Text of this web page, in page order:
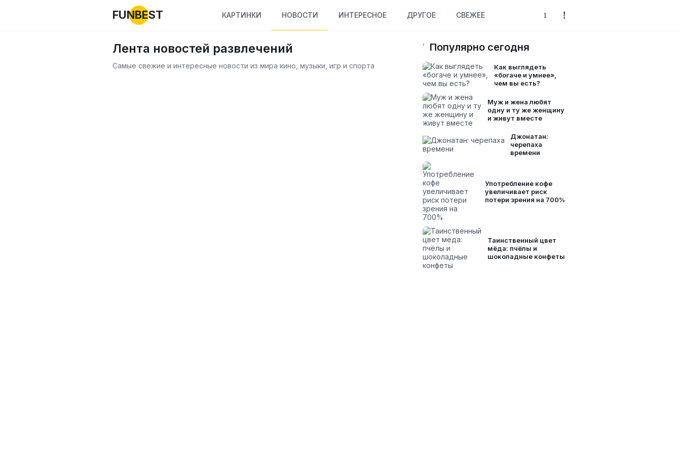
FUNBEST КАРТИНКИ НОВОСТИ ИНТЕРЕСНОЕ ДРУГОЕ СВЕЖЕЕ
Лента новостей развлечений
Самые свежие и интересные новости из мира кино, музыки, игр и спорта
Популярно сегодня
Как выглядеть
«богаче и умнее»,
чем вы есть?
Муж и жена любят
одну и ту же женщину
и живут вместе
Джонатан:
черепаха
времени
Употребление кофе
увеличивает риск
потери зрения на 700%
Таинственный цвет
мёда: пчёлы и
шоколадные конфеты